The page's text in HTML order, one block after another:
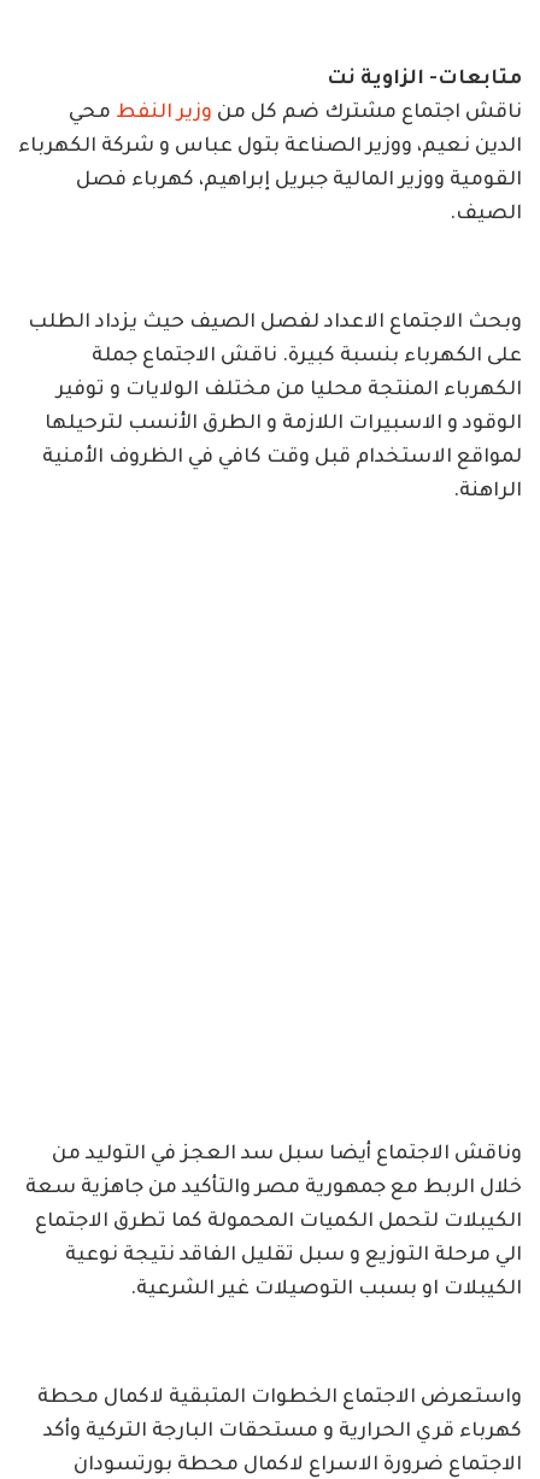
متابعات- الزاوية نت
ناقش اجتماع مشترك ضم كل من وزير النفط محي
الدين نعيم، ووزير الصناعة بتول عباس و شركة الكهرباء
القومية ووزير المالية جبريل إبراهيم، كهرباء فصل
الصيف.
وبحث الاجتماع الاعداد لفصل الصيف حيث يزداد الطلب
على الكهرباء بنسبة كبيرة. ناقش الاجتماع جملة
الكهرباء المنتجة محليا من مختلف الولايات و توفير
الوقود و الاسبيرات اللازمة و الطرق الأنسب لترحيلها
لمواقع الاستخدام قبل وقت كافي في الظروف الأمنية
الراهنة.
وناقش الاجتماع أيضا سبل سد العجز في التوليد من
خلال الربط مع جمهورية مصر والتأكيد من جاهزية سعة
الكيبلات لتحمل الكميات المحمولة كما تطرق الاجتماع
الي مرحلة التوزيع و سبل تقليل الفاقد نتيجة نوعية
الكيبلات او بسبب التوصيلات غير الشرعية.
واستعرض الاجتماع الخطوات المتبقية لاكمال محطة
كهرباء قري الحرارية و مستحقات البارجة التركية وأكد
الاجتماع ضرورة الاسراع لاكمال محطة بورتسودان